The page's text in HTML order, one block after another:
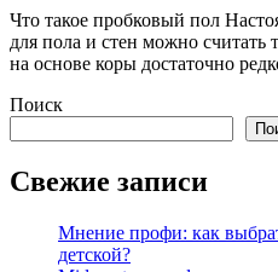
Что такое пробковый пол
для пола и стен можно считать
на основе коры достаточно
Поиск
Свежие записи
Мнение профи: как
детской?